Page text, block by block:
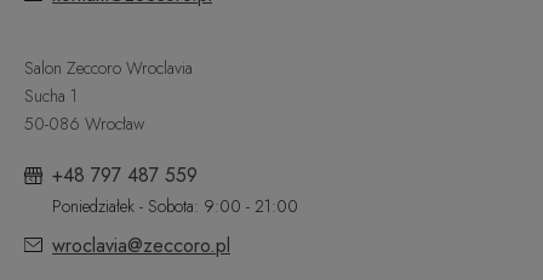
Salon Zeccoro Wroclavia
Sucha 1
50-086 Wrocław
+48 797 487 559
Poniedziałek - Sobota: 9:00 - 21:00
wroclavia@zeccoro.pl